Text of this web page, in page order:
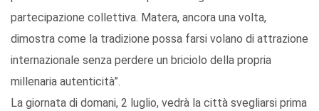
partecipazione collettiva. Matera, ancora una volta,
dimostra come la tradizione possa farsi volano di attrazione
internazionale senza perdere un briciolo della propria
millenaria autenticità”.
La giornata di domani, 2 luglio, vedrà la città svegliarsi prima